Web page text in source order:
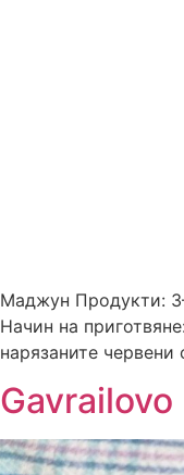
Маджун Продукти:
Начин на
нарязаните
Gavrailovo